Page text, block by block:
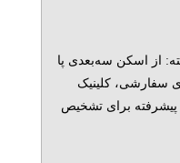
از اسکن سه‌بعدی پا
سفارشی، کلینیک
برای تشخیص